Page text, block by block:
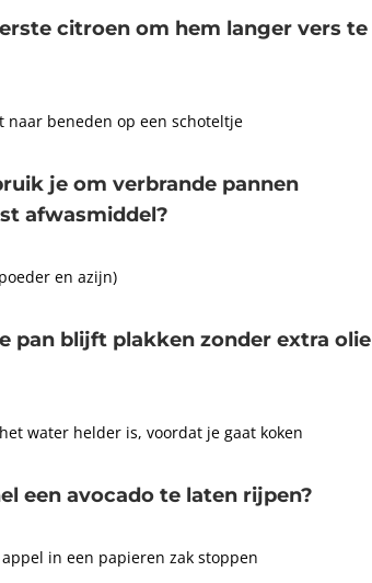
citroen om hem langer vers te
naar beneden op een schoteltje
je om verbrande pannen
afwasmiddel?
en azijn)
pan blijft plakken zonder extra olie
water helder is, voordat je gaat koken
een avocado te laten rijpen?
in een papieren zak stoppen